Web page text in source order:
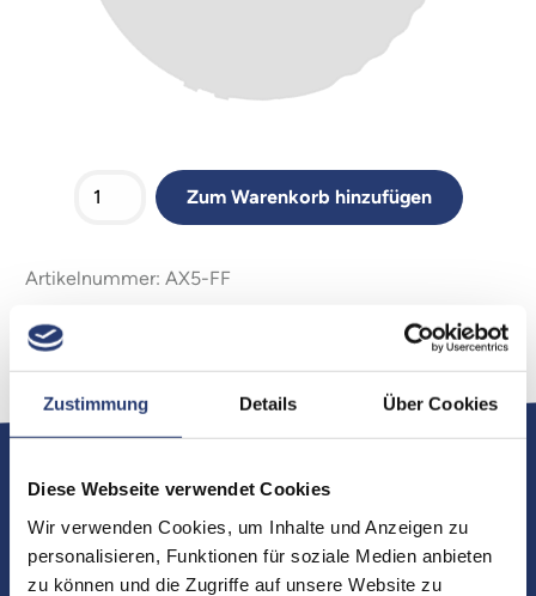
Zustimmung Details Über Cookies
Diese Webseite verwendet Cookies
Wir verwenden Cookies, um Inhalte und Anzeigen zu
personalisieren, Funktionen für soziale Medien anbieten
zu können und die Zugriffe auf unsere Website zu
Zum Warenkorb hinzufügen
Artikelnummer: AX5-FF
Entdecke auch unsere anderen Filter wie denWallwash-
Geeignet für